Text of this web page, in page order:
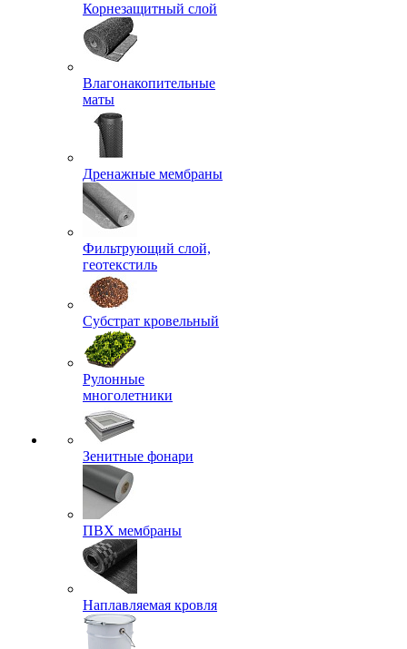
Корнезащитный слой
Влагонакопительные
маты
Дренажные мембраны
Фильтрующий слой,
геотекстиль
Субстрат кровельный
Рулонные
многолетники
Зенитные фонари
ПВХ мембраны
Наплавляемая кровля